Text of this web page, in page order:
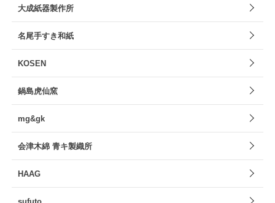
大成紙器製作所
名尾手すき和紙
KOSEN
鍋島虎仙窯
mg&gk
会津木綿 青キ製織所
HAAG